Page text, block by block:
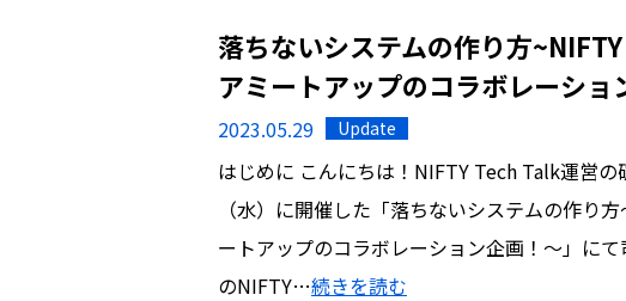
落ちないシステムの作り方
アミートアップのコラボレーショ
2023.05.29 Update
はじめに こんにちは！NIFTY Tech Talk運営
（水）に開催した「落ちないシステムの作り
ートアップのコラボレーション企画！〜」に
のNIFTY…続きを読む